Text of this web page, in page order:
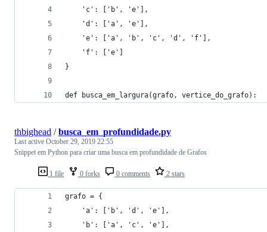
    'c': ['b', 'e'],
    'd': ['a', 'e'],
    'e': ['a', 'b', 'c', 'd', 'f'],
    'f': ['e']
}
def busca_em_largura(grafo, vertice_do_grafo):
1 file 0 forks 0 comments 2 stars
thbighead /busca_em_profundidade.py
Last active October 29, 2019 22:55
Snippet em Python para criar uma busca em profundidade de Grafos
grafo = {
    'a': ['b', 'd', 'e'],
    'b': ['a', 'c', 'e'],